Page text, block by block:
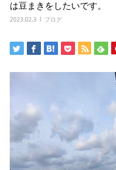
は豆まきをしたいです。
2023.02.3 ブログ
サービス